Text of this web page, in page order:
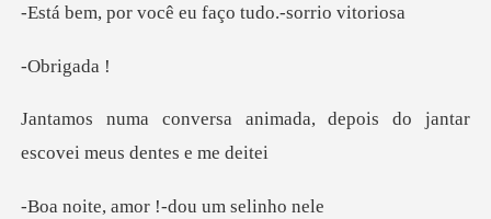
ocê eu faço tudo
rig
ada, depois do jantar
escov
amor !-dou u